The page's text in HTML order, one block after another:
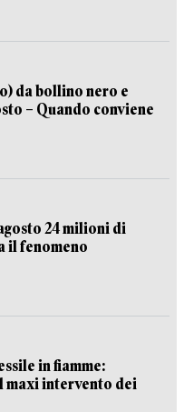
da bollino nero e
– Quando conviene
24 milioni di
il fenomeno
in fiamme:
maxi intervento dei